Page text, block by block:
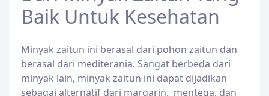
Baik Untuk Kesehatan
Minyak zaitun ini berasal dari pohon zaitun dan
berasal dari mediterania. Sangat berbeda dari
minyak lain, minyak zaitun ini dapat dijadikan
sebagai alternatif dari margarin, mentega, dan